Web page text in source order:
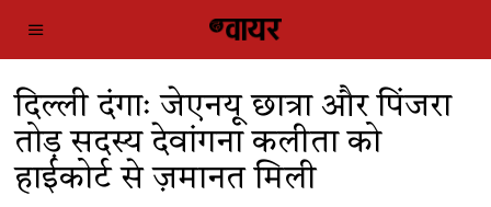
दिल्ली दंगाः जेएनयू छात्रा और पिंजरा
तोड़ सदस्य देवांगना कलीता को
हाईकोर्ट से ज़मानत मिली